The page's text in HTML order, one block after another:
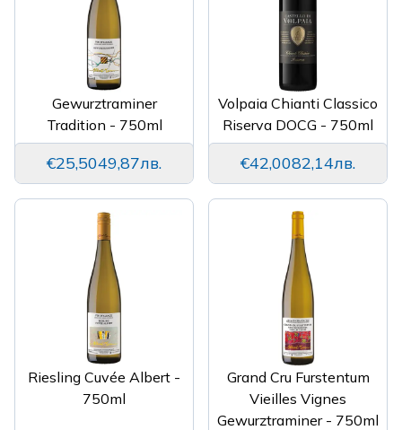
Gewurztraminer
Tradition - 750ml
€25,5049,87лв.
Volpaia Chianti Classico
Riserva DOCG - 750ml
€42,0082,14лв.
Riesling Cuvée Albert -
750ml
Grand Cru Furstentum
Vieilles Vignes
Gewurztraminer - 750ml